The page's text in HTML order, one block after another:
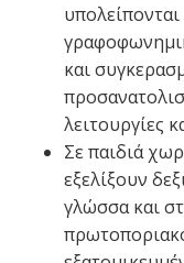
και
λειτουργίες
Σε παιδιά
εξελίξουν
γλώσσα και